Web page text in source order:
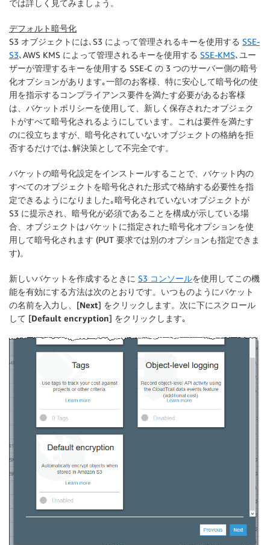
では詳しく見てみましょう。
デフォルト暗号化
S3 オブジェクトには､S3 によって管理されるキーを使用する SSE-
S3､AWS KMS によって管理されるキーを使用する SSE-KMS､ユー
ザーが管理するキーを使用する SSE-C の 3 つのサーバー側の暗号
化オプションがあります｡一部のお客様、特に安心して暗号化の使
用を指示するコンプライアンス要件を満たす必要があるお客様
は、バケットポリシーを使用して、新しく保存されたオブジェク
トがすべて暗号化されるようにしています。これは要件を満たす
のに役立ちますが、暗号化されていないオブジェクトの格納を拒
否するだけでは､解決策として不完全です。
バケットの暗号化設定をインストールすることで、バケット内の
すべてのオブジェクトを暗号化された形式で格納する必要性を指
定できるようになりました｡暗号化されていないオブジェクトが
S3 に提示され、暗号化が必須であることを構成が示している場
合、オブジェクトはバケットに指定された暗号化オプションを使
用して暗号化されます (PUT 要求では別のオプションも指定できま
す)。
新しいバケットを作成するときに S3 コンソールを使用してこの機
能を有効にする方法は次のとおりです。いつものようにバケット
の名前を入力し、[Next] をクリックします。次に下にスクロール
して [Default encryption] をクリックします｡